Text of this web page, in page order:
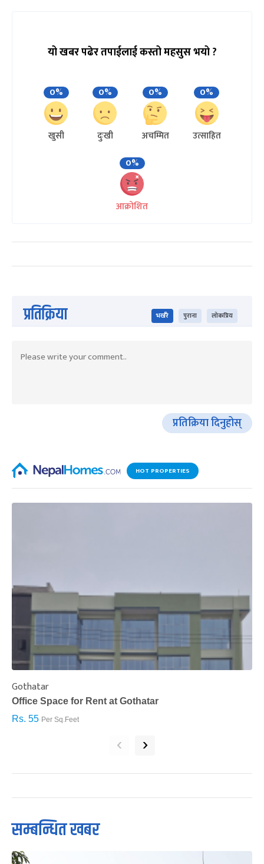
यो खबर पढेर तपाईलाई कस्तो महसुस भयो ?
0%
खुसी
0%
दुःखी
0%
अचम्मित
0%
उत्साहित
0%
आक्रोशित
प्रतिक्रिया भर्खरै पुराना लोकप्रिय
प्रतिक्रिया दिनुहोस्
HOT PROPERTIES
Gothatar
Office Space for Rent at Gothatar
Rs. 55 Per Sq.Feet
‹ ›
सम्बन्धित खबर